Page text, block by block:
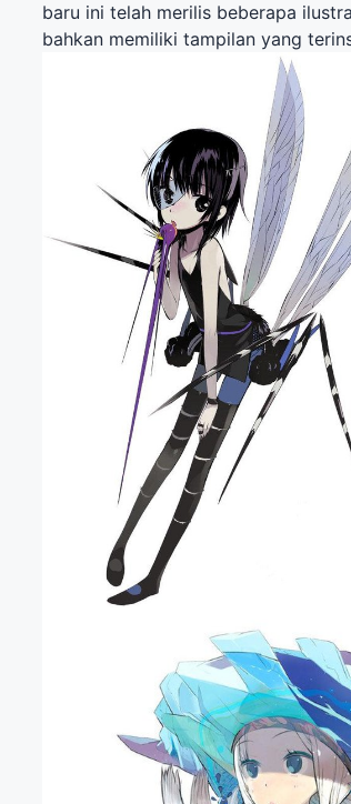
baru ini telah merilis beberapa
bahkan memiliki tampilan yang